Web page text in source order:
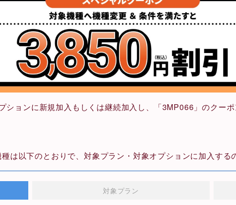
ョンに新規加入もしくは継続加入し、「3MP066」のクー
は以下のとおりで、対象プラン・対象オプションに加入する
対象プラン